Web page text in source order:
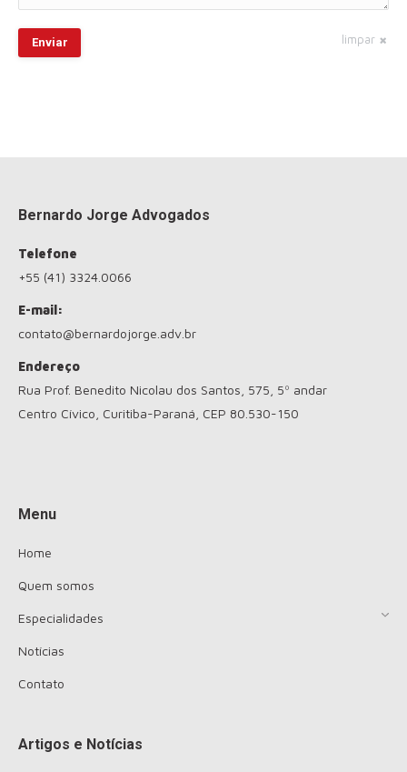
Enviar limpar
Bernardo Jorge Advogados
Telefone
+55 (41) 3324.0066
E-mail:
contato@bernardojorge.adv.br
Endereço
Rua Prof. Benedito Nicolau dos Santos, 575, 5º andar
Centro Cívico, Curitiba-Paraná, CEP 80.530-150
Menu
Home
Quem somos
Especialidades
Notícias
Contato
Artigos e Notícias